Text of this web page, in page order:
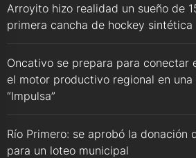
Arroyito hizo realidad un sueño de
primera cancha de hockey sintética
Oncativo se prepara para conectar
el motor productivo regional en
“Impulsa”
Río Primero: se aprobó la donación
para un loteo municipal